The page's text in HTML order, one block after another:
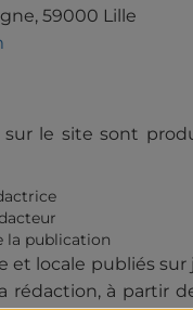
59000 Lille
le site sont
la publication
et locale publiés
rédaction, à partir